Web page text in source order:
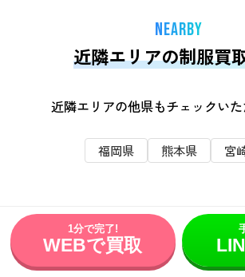
佐伯市立鶴谷中学校
別府市立中部中学校
別府市立北部中学校
別府市立朝日中学校
別府市立東山中学校
別府市立鶴見台中学校
明豊中学校
大分県立国東高等学校
大分東明高等学校
大分県立大分上野丘高等学校
大分県立大分工業高等学校
大分県立大分東高等学校
NEARBY
近隣エリアの制服買
近隣エリアの他県もチェックいた
福岡県 熊本県 宮
SELECTED
1分で完了!
WEBで買取